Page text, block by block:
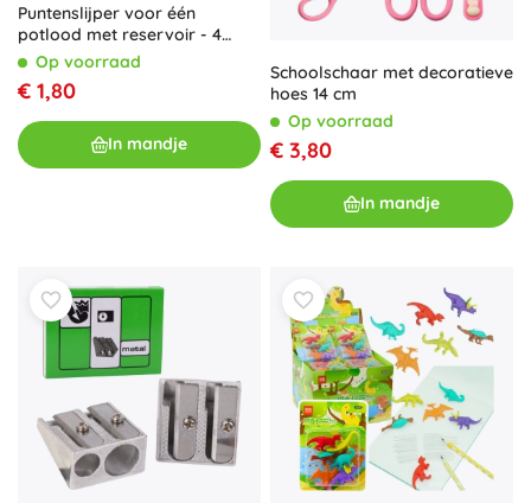
Puntenslijper voor één
potlood met reservoir - 4
kleuren
Op voorraad
€ 1,80
In mandje
Schoolschaar met decoratieve
hoes 14 cm
Op voorraad
€ 3,80
In mandje